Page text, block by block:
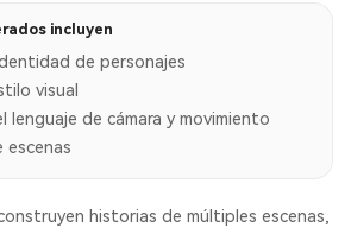
incluyen
de personajes
visual
lenguaje de cámara y movimiento
escenas
historias de múltiples escenas,